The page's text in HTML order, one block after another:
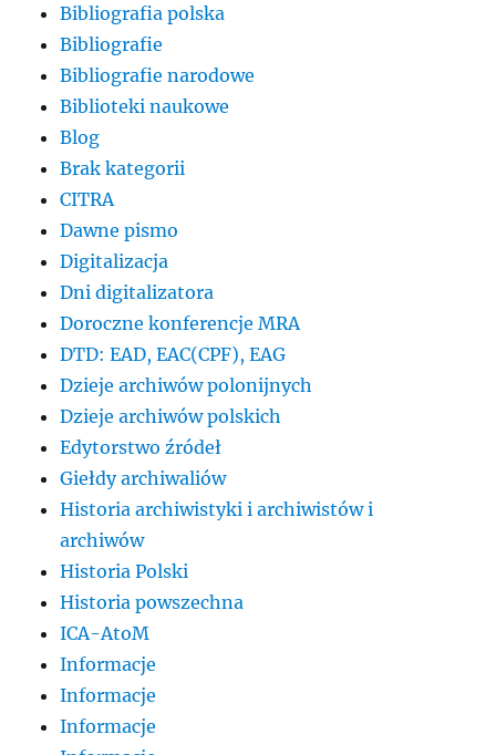
Bibliografia polska
Bibliografie
Bibliografie narodowe
Biblioteki naukowe
Blog
Brak kategorii
CITRA
Dawne pismo
Digitalizacja
Dni digitalizatora
Doroczne konferencje MRA
DTD: EAD, EAC(CPF), EAG
Dzieje archiwów polonijnych
Dzieje archiwów polskich
Edytorstwo źródeł
Giełdy archiwaliów
Historia archiwistyki i archiwistów i
archiwów
Historia Polski
Historia powszechna
ICA-AtoM
Informacje
Informacje
Informacje